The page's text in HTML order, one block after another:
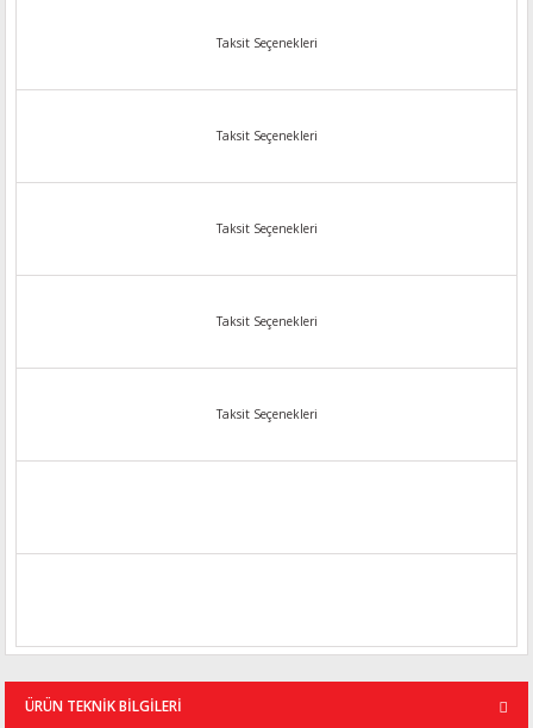
Taksit Seçenekleri
Taksit Seçenekleri
Taksit Seçenekleri
Taksit Seçenekleri
Taksit Seçenekleri
ÜRÜN TEKNİK BİLGİLERİ